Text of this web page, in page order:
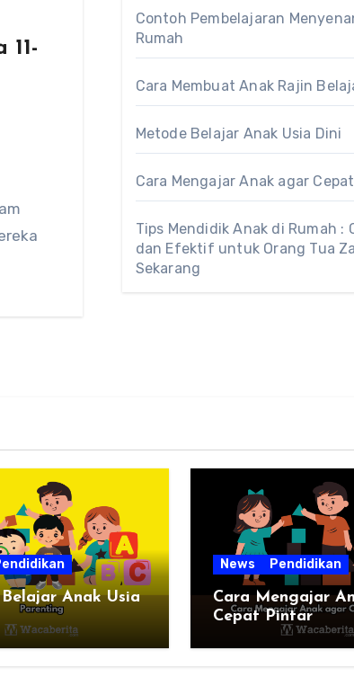
Contoh Pembelajaran
Rumah
Cara Membuat Anak Rajin
Metode Belajar Anak Usia Dini
Cara Mengajar Anak agar
Tips Mendidik Anak di Rumah :
dan Efektif untuk Orang Tua
Sekarang
Anak Usia
News Pendidikan
Cara Mengajar
Cepat Pintar